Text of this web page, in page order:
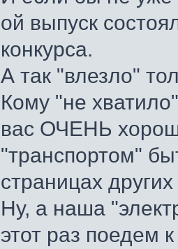
ой выпуск
конкурса.
А так "влезло"
Кому "не
вас ОЧЕНЬ
"транспортом"
страницах
Ну, а наша
этот раз поедем